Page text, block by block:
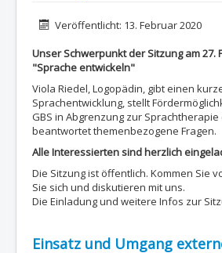
DetailsVeröffentlicht: 13. Februar 2020
Unser Schwerpunkt der Sitzung am 27.
"Sprache entwickeln"
Viola Riedel, Logopädin, gibt einen
Sprachentwicklung, stellt
GBS in Abgrenzung zur
beantwortet themenbezogene Fragen.
Alle Interessierten sind herzlich
Die Sitzung ist öffentlich. Kommen Sie
Sie sich und diskutieren mit uns.
Die Einladung und weitere Infos zur
Einsatz und Umgang